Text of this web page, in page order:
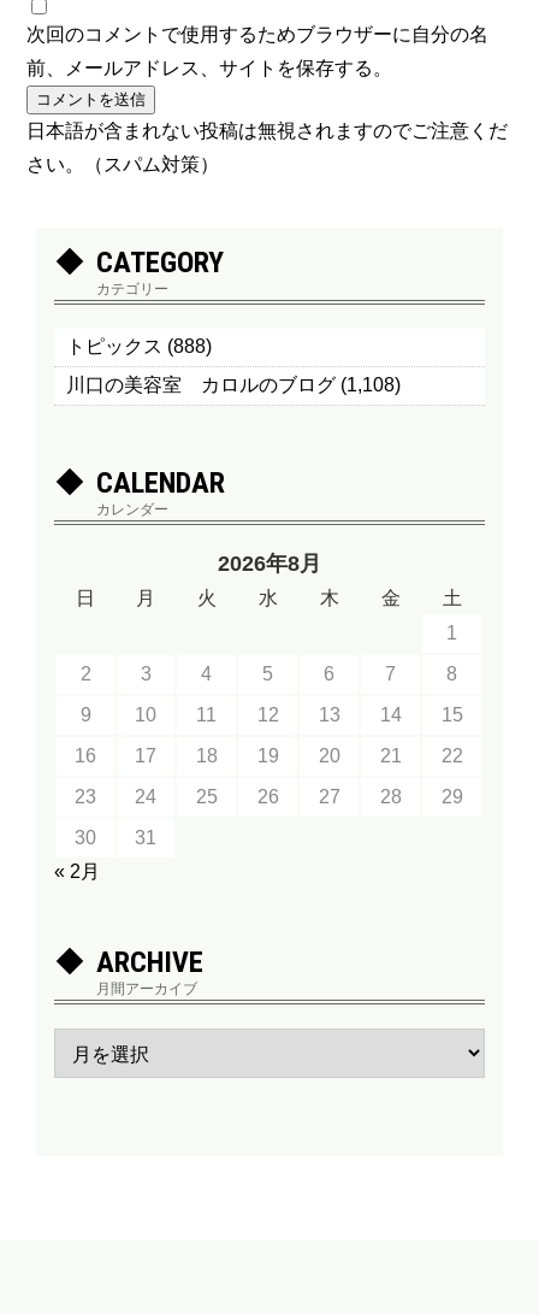
次回のコメントで使用するためブラウザーに自分の名
前、メールアドレス、サイトを保存する。
日本語が含まれない投稿は無視されますのでご注意くだ
さい。（スパム対策）
CATEGORY
カテゴリー
トピックス (888)
川口の美容室 カロルのブログ (1,108)
CALENDAR
カレンダー
2026年8月
日 月 火 水 木 金
土
1
2
3 4 5 6 7
8
9
10 11 12 13 14
15
16
17 18 19 20 21
22
23
24 25 26 27 28
29
30
31
« 2月
ARCHIVE
月間アーカイブ